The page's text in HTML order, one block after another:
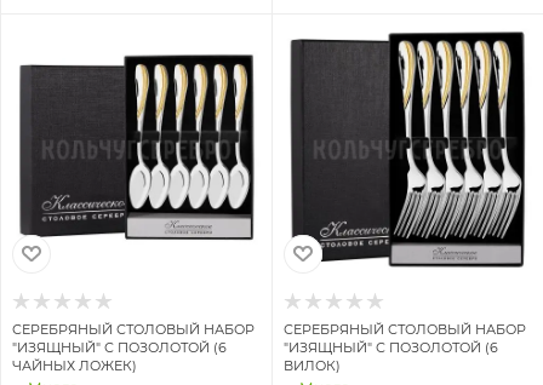
СЕРЕБРЯНЫЙ СТОЛОВЫЙ НАБОР
"ИЗЯЩНЫЙ" С ПОЗОЛОТОЙ (6
ЧАЙНЫХ ЛОЖЕК)
СЕРЕБРЯНЫЙ СТОЛОВЫЙ НАБОР
"ИЗЯЩНЫЙ" С ПОЗОЛОТОЙ (6
ВИЛОК)